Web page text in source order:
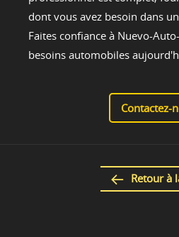
dont vous avez besoin dans
Faites confiance à Nuevo-
besoins automobiles
Contactez-
Retour à